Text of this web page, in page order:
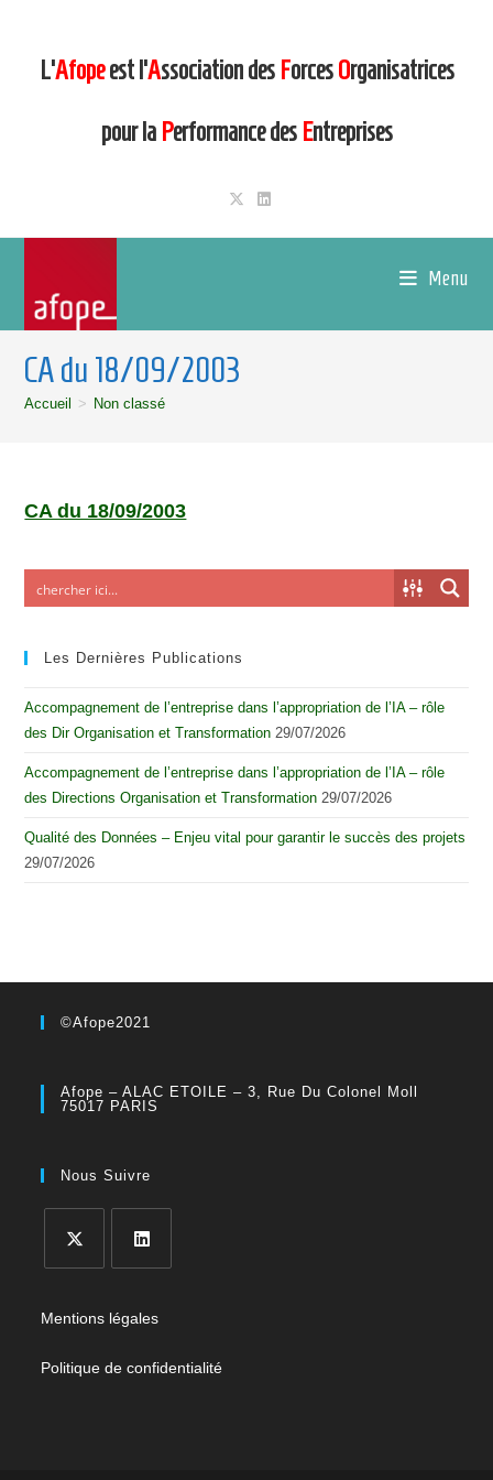
L’Afopeest l’Association des ForcesOrganisatrices
pour la Performance des Entreprises
Menu
CA du 18/09/2003
Accueil > Non classé
CA du 18/09/2003
Les Dernières Publications
Accompagnement de l’entreprise dans l’appropriation de l’IA – rôle
des Dir Organisation et Transformation 29/07/2026
Accompagnement de l’entreprise dans l’appropriation de l’IA – rôle
des Directions Organisation et Transformation 29/07/2026
Qualité des Données – Enjeu vital pour garantir le succès des projets
29/07/2026
©Afope2021
Afope – ALAC ETOILE – 3, Rue Du Colonel Moll
75017 PARIS
Nous Suivre
Mentions légales
Politique de confidentialité